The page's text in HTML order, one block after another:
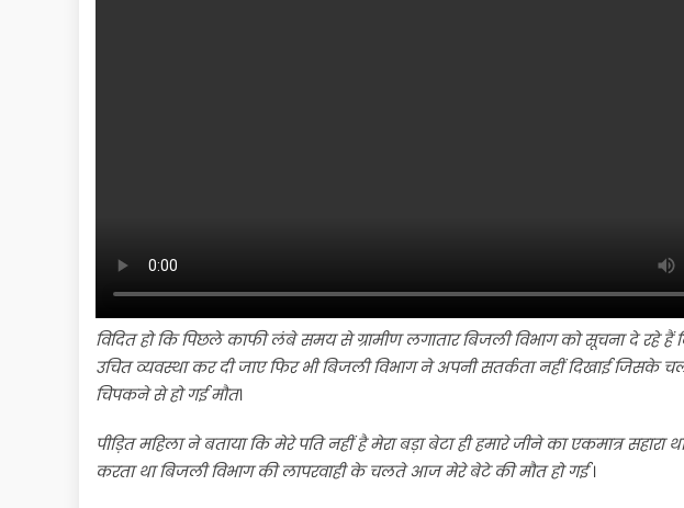
विदित हो कि पिछले काफी लंबे समय से ग्रामीण लगातार बिजली विभाग को सूचना दे रहे
उचित व्यवस्था कर दी जाए फिर भी बिजली विभाग ने अपनी सतर्कता नहीं दिखाई जिसके
चिपकने से हो गई मौत।
पीड़ित महिला ने बताया कि मेरे पति नहीं है मेरा बड़ा बेटा ही हमारे जीने का एकमात्र
करता था बिजली विभाग की लापरवाही के चलते आज मेरे बेटे की मौत हो गई।